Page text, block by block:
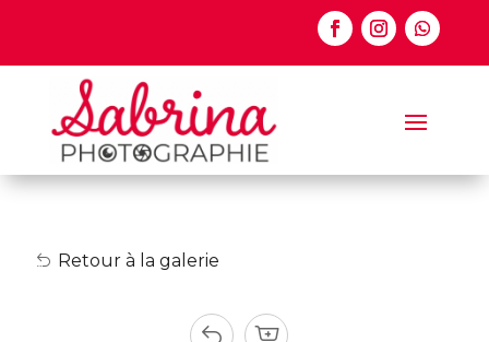
Retour à la galerie